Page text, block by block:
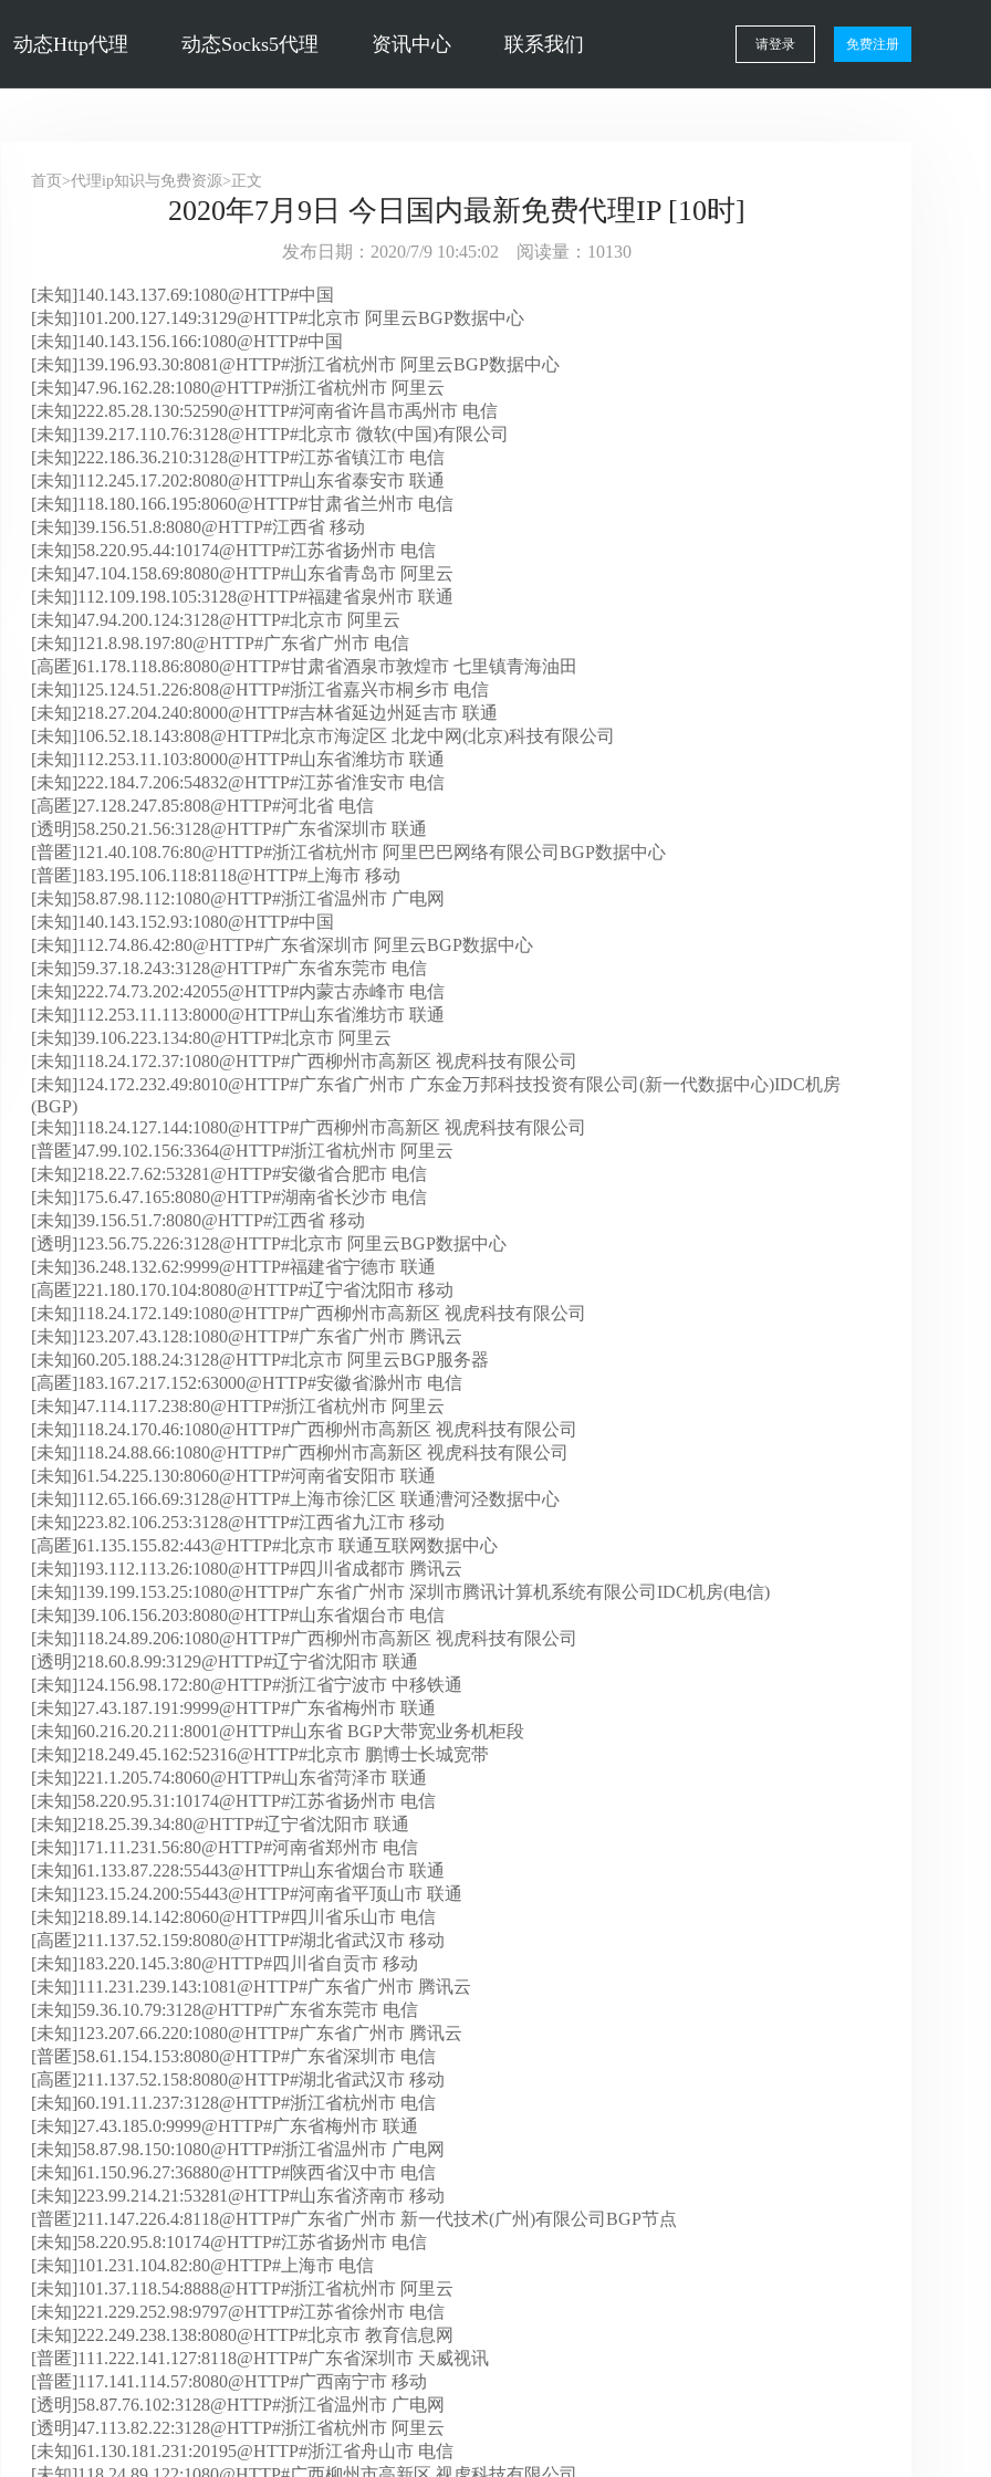
动态Http代理 动态Socks5代理 资讯中心 联系我们 请登录 免费注册
首页>代理ip知识与免费资源>正文
2020年7月9日 今日国内最新免费代理IP [10时]
发布日期：2020/7/9 10:45:02 阅读量：10130
[未知]140.143.137.69:1080@HTTP#中国
[未知]101.200.127.149:3129@HTTP#北京市 阿里云BGP数据中心
[未知]140.143.156.166:1080@HTTP#中国
[未知]139.196.93.30:8081@HTTP#浙江省杭州市 阿里云BGP数据中心
[未知]47.96.162.28:1080@HTTP#浙江省杭州市 阿里云
[未知]222.85.28.130:52590@HTTP#河南省许昌市禹州市 电信
[未知]139.217.110.76:3128@HTTP#北京市 微软(中国)有限公司
[未知]222.186.36.210:3128@HTTP#江苏省镇江市 电信
[未知]112.245.17.202:8080@HTTP#山东省泰安市 联通
[未知]118.180.166.195:8060@HTTP#甘肃省兰州市 电信
[未知]39.156.51.8:8080@HTTP#江西省 移动
[未知]58.220.95.44:10174@HTTP#江苏省扬州市 电信
[未知]47.104.158.69:8080@HTTP#山东省青岛市 阿里云
[未知]112.109.198.105:3128@HTTP#福建省泉州市 联通
[未知]47.94.200.124:3128@HTTP#北京市 阿里云
[未知]121.8.98.197:80@HTTP#广东省广州市 电信
[高匿]61.178.118.86:8080@HTTP#甘肃省酒泉市敦煌市 七里镇青海油田
[未知]125.124.51.226:808@HTTP#浙江省嘉兴市桐乡市 电信
[未知]218.27.204.240:8000@HTTP#吉林省延边州延吉市 联通
[未知]106.52.18.143:808@HTTP#北京市海淀区 北龙中网(北京)科技有限公司
[未知]112.253.11.103:8000@HTTP#山东省潍坊市 联通
[未知]222.184.7.206:54832@HTTP#江苏省淮安市 电信
[高匿]27.128.247.85:808@HTTP#河北省 电信
[透明]58.250.21.56:3128@HTTP#广东省深圳市 联通
[普匿]121.40.108.76:80@HTTP#浙江省杭州市 阿里巴巴网络有限公司BGP数据中心
[普匿]183.195.106.118:8118@HTTP#上海市 移动
[未知]58.87.98.112:1080@HTTP#浙江省温州市 广电网
[未知]140.143.152.93:1080@HTTP#中国
[未知]112.74.86.42:80@HTTP#广东省深圳市 阿里云BGP数据中心
[未知]59.37.18.243:3128@HTTP#广东省东莞市 电信
[未知]222.74.73.202:42055@HTTP#内蒙古赤峰市 电信
[未知]112.253.11.113:8000@HTTP#山东省潍坊市 联通
[未知]39.106.223.134:80@HTTP#北京市 阿里云
[未知]118.24.172.37:1080@HTTP#广西柳州市高新区 视虎科技有限公司
[未知]124.172.232.49:8010@HTTP#广东省广州市 广东金万邦科技投资有限公司(新一代数据中心)IDC机房
(BGP)
[未知]118.24.127.144:1080@HTTP#广西柳州市高新区 视虎科技有限公司
[普匿]47.99.102.156:3364@HTTP#浙江省杭州市 阿里云
[未知]218.22.7.62:53281@HTTP#安徽省合肥市 电信
[未知]175.6.47.165:8080@HTTP#湖南省长沙市 电信
[未知]39.156.51.7:8080@HTTP#江西省 移动
[透明]123.56.75.226:3128@HTTP#北京市 阿里云BGP数据中心
[未知]36.248.132.62:9999@HTTP#福建省宁德市 联通
[高匿]221.180.170.104:8080@HTTP#辽宁省沈阳市 移动
[未知]118.24.172.149:1080@HTTP#广西柳州市高新区 视虎科技有限公司
[未知]123.207.43.128:1080@HTTP#广东省广州市 腾讯云
[未知]60.205.188.24:3128@HTTP#北京市 阿里云BGP服务器
[高匿]183.167.217.152:63000@HTTP#安徽省滁州市 电信
[未知]47.114.117.238:80@HTTP#浙江省杭州市 阿里云
[未知]118.24.170.46:1080@HTTP#广西柳州市高新区 视虎科技有限公司
[未知]118.24.88.66:1080@HTTP#广西柳州市高新区 视虎科技有限公司
[未知]61.54.225.130:8060@HTTP#河南省安阳市 联通
[未知]112.65.166.69:3128@HTTP#上海市徐汇区 联通漕河泾数据中心
[未知]223.82.106.253:3128@HTTP#江西省九江市 移动
[高匿]61.135.155.82:443@HTTP#北京市 联通互联网数据中心
[未知]193.112.113.26:1080@HTTP#四川省成都市 腾讯云
[未知]139.199.153.25:1080@HTTP#广东省广州市 深圳市腾讯计算机系统有限公司IDC机房(电信)
[未知]39.106.156.203:8080@HTTP#山东省烟台市 电信
[未知]118.24.89.206:1080@HTTP#广西柳州市高新区 视虎科技有限公司
[透明]218.60.8.99:3129@HTTP#辽宁省沈阳市 联通
[未知]124.156.98.172:80@HTTP#浙江省宁波市 中移铁通
[未知]27.43.187.191:9999@HTTP#广东省梅州市 联通
[未知]60.216.20.211:8001@HTTP#山东省 BGP大带宽业务机柜段
[未知]218.249.45.162:52316@HTTP#北京市 鹏博士长城宽带
[未知]221.1.205.74:8060@HTTP#山东省菏泽市 联通
[未知]58.220.95.31:10174@HTTP#江苏省扬州市 电信
[未知]218.25.39.34:80@HTTP#辽宁省沈阳市 联通
[未知]171.11.231.56:80@HTTP#河南省郑州市 电信
[未知]61.133.87.228:55443@HTTP#山东省烟台市 联通
[未知]123.15.24.200:55443@HTTP#河南省平顶山市 联通
[未知]218.89.14.142:8060@HTTP#四川省乐山市 电信
[高匿]211.137.52.159:8080@HTTP#湖北省武汉市 移动
[未知]183.220.145.3:80@HTTP#四川省自贡市 移动
[未知]111.231.239.143:1081@HTTP#广东省广州市 腾讯云
[未知]59.36.10.79:3128@HTTP#广东省东莞市 电信
[未知]123.207.66.220:1080@HTTP#广东省广州市 腾讯云
[普匿]58.61.154.153:8080@HTTP#广东省深圳市 电信
[高匿]211.137.52.158:8080@HTTP#湖北省武汉市 移动
[未知]60.191.11.237:3128@HTTP#浙江省杭州市 电信
[未知]27.43.185.0:9999@HTTP#广东省梅州市 联通
[未知]58.87.98.150:1080@HTTP#浙江省温州市 广电网
[未知]61.150.96.27:36880@HTTP#陕西省汉中市 电信
[未知]223.99.214.21:53281@HTTP#山东省济南市 移动
[普匿]211.147.226.4:8118@HTTP#广东省广州市 新一代技术(广州)有限公司BGP节点
[未知]58.220.95.8:10174@HTTP#江苏省扬州市 电信
[未知]101.231.104.82:80@HTTP#上海市 电信
[未知]101.37.118.54:8888@HTTP#浙江省杭州市 阿里云
[未知]221.229.252.98:9797@HTTP#江苏省徐州市 电信
[未知]222.249.238.138:8080@HTTP#北京市 教育信息网
[普匿]111.222.141.127:8118@HTTP#广东省深圳市 天威视讯
[普匿]117.141.114.57:8080@HTTP#广西南宁市 移动
[透明]58.87.76.102:3128@HTTP#浙江省温州市 广电网
[透明]47.113.82.22:3128@HTTP#浙江省杭州市 阿里云
[未知]61.130.181.231:20195@HTTP#浙江省舟山市 电信